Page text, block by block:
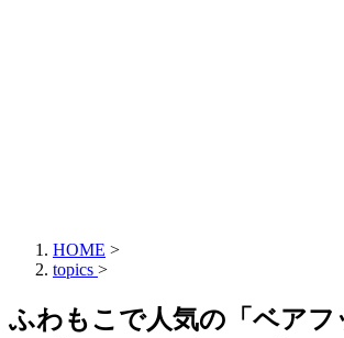
HOME >
topics >
ふわもこで人気の「ベアフ